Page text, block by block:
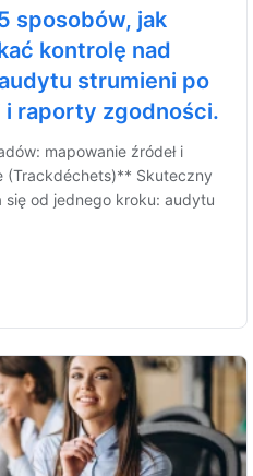
sposobów, jak
kontrolę nad
strumieni po
raporty zgodności.
mapowanie źródeł i
(Trackdéchets)** Skuteczny
od jednego kroku: audytu